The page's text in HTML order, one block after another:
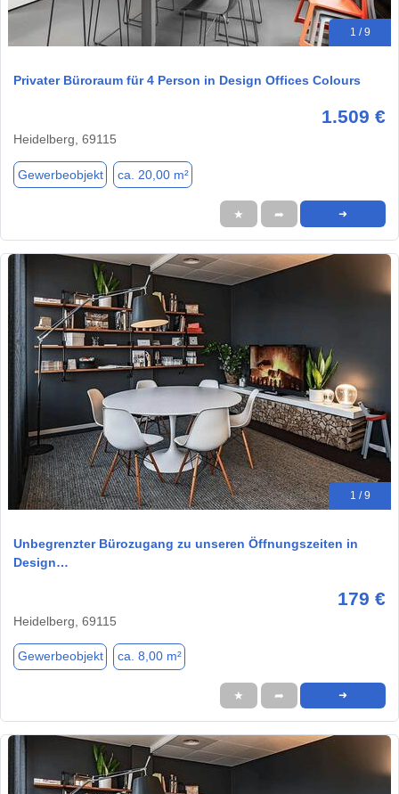
1 / 9
Privater Büroraum für 4 Person in Design Offices Colours
1.509 €
Heidelberg, 69115
Gewerbeobjekt ca. 20,00 m²
★ ➦ ➜
1 / 9
Unbegrenzter Bürozugang zu unseren Öffnungszeiten in
Design…
179 €
Heidelberg, 69115
Gewerbeobjekt ca. 8,00 m²
★ ➦ ➜